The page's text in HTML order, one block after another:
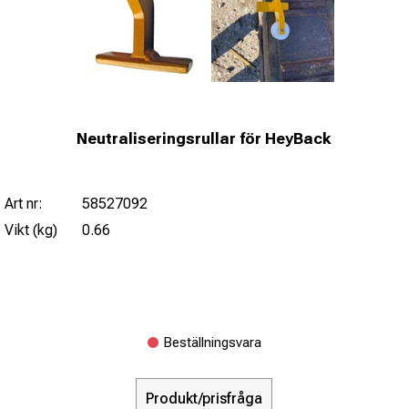
Neutraliseringsrullar för HeyBack
Art nr:
58527092
Vikt (kg)
0.66
Beställningsvara
Produkt/prisfråga